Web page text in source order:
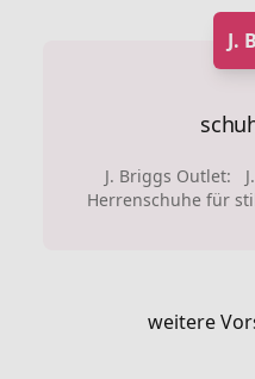
J.
J. Briggs Outlet:
Herrenschuhe für
weitere